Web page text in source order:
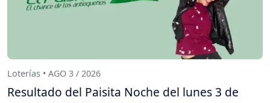
Loterías • AGO 3 / 2026
Resultado del Paisita Noche del lunes 3 de